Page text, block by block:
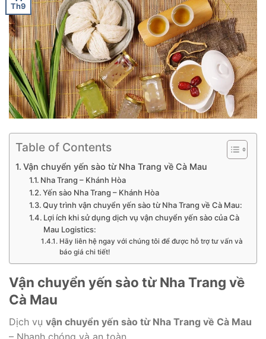
Th9
Table of Contents
Vận chuyển yến sào từ Nha Trang về Cà Mau
Nha Trang – Khánh Hòa
Yến sào Nha Trang – Khánh Hòa
Quy trình vận chuyển yến sào từ Nha Trang về Cà Mau:
Lợi ích khi sử dụng dịch vụ vận chuyển yến sào của Cà
Mau Logistics:
Hãy liên hệ ngay với chúng tôi để được hỗ trợ tư vấn và
báo giá chi tiết!
Vận chuyển yến sào từ Nha Trang về
Cà Mau
Dịch vụ vận chuyển yến sào từ Nha Trang về Cà Mau